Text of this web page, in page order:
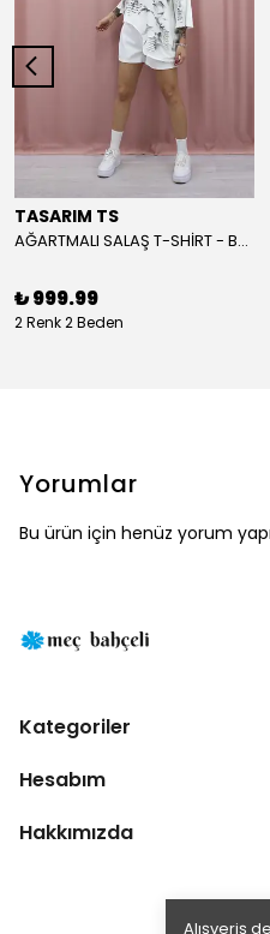
Alışveriş
TASARIM TS
AĞARTMALI SALAŞ T-SHİRT - BEYAZ
₺ 999.99
2 Renk 2 Beden
Yorumlar
Bu ürün için henüz yorum
Kategoriler
Hesabım
Hakkımızda